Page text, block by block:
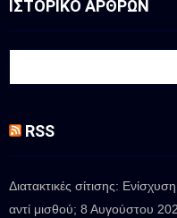
ΙΣΤΟΡΙΚΟ ΑΡΘΡΩΝ
RSS
Διατακτικές σίτισης:
αντί μισθού; 8 Αυγούστου